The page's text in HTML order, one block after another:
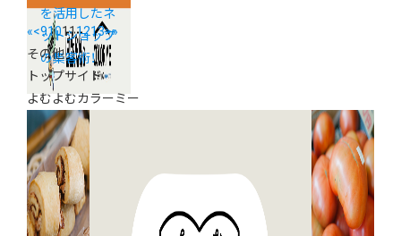
を活用したネ
ットショップ
の集客術！
«<910111213>»
その他
トップサイド
よむよむカラーミー